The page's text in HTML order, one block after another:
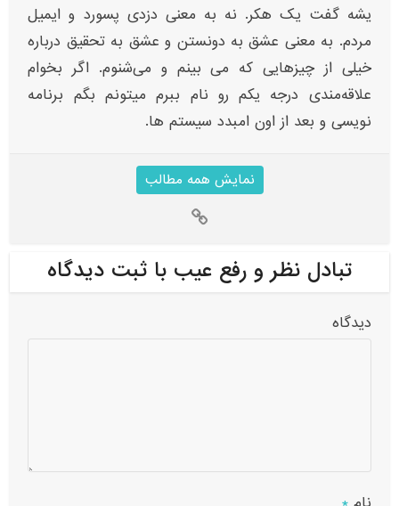
یشه گفت یک هکر. نه به معنی دزدی پسورد و ایمیل
مردم. به معنی عشق به دونستن و عشق به تحقیق درباره
خیلی از چیزهایی که می بینم و می‌شنوم. اگر بخوام
علاقه‌مندی‌ درجه یکم رو نام ببرم میتونم بگم برنامه
نویسی و بعد از اون امبدد سیستم ها.
نمایش همه مطالب
تبادل نظر و رفع عیب با ثبت دیدگاه
دیدگاه